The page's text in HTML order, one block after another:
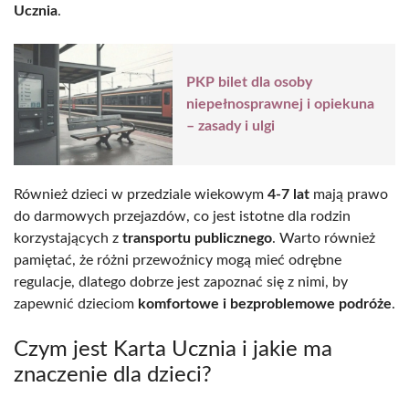
Ucznia.
PKP bilet dla osoby
niepełnosprawnej i opiekuna
– zasady i ulgi
Również dzieci w przedziale wiekowym 4-7 lat mają prawo
do darmowych przejazdów, co jest istotne dla rodzin
korzystających z transportu publicznego. Warto również
pamiętać, że różni przewoźnicy mogą mieć odrębne
regulacje, dlatego dobrze jest zapoznać się z nimi, by
zapewnić dzieciom komfortowe i bezproblemowe podróże.
Czym jest Karta Ucznia i jakie ma
znaczenie dla dzieci?